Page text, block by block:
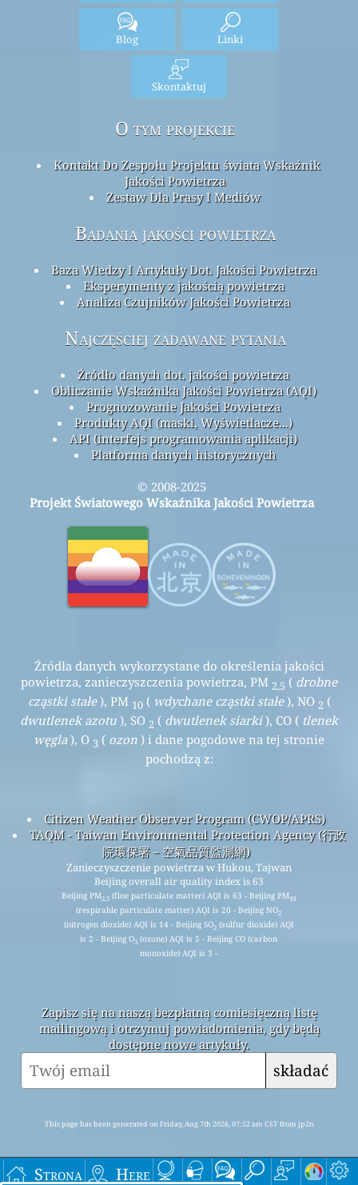
Strona Here
Blog Linki
Skontaktuj
O tym projekcie
Kontakt Do Zespołu Projektu świata Wskaźnik
Jakości Powietrza
Zestaw Dla Prasy I Mediów
Badania jakości powietrza
Baza Wiedzy I Artykuły Dot. Jakości Powietrza
Eksperymenty z jakością powietrza
Analiza Czujników Jakości Powietrza
Najczęściej zadawane pytania
Źródło danych dot. jakości powietrza
Obliczanie Wskaźnika Jakości Powietrza (AQI)
Prognozowanie Jakości Powietrza
Produkty AQI (maski, Wyświetlacze...)
API (interfejs programowania aplikacji)
Platforma danych historycznych
© 2008-2025
Projekt Światowego Wskaźnika Jakości Powietrza
Źródła danych wykorzystane do określenia jakości
powietrza, zanieczyszczenia powietrza, PM 2,5 ( drobne
cząstki stałe), PM 10( wdychane cząstki stałe), NO 2 (
dwutlenek azotu ), SO 2 ( dwutlenek siarki), CO ( tlenek
węgla), O 3 ( ozon ) i dane pogodowe na tej stronie
pochodzą z:
Citizen Weather Observer Program (CWOP/APRS)
TAQM - Taiwan Environmental Protection Agency (行政
院環保署－空氣品質監測網)
Zanieczyszczenie powietrza w Hukou, Tajwan
Beijing overall air quality index is 63
Beijing PM2.5 (fine particulate matter) AQI is 63 - Beijing PM10
(respirable particulate matter) AQI is 20 - Beijing NO2
(nitrogen dioxide) AQI is 14 - Beijing SO2(sulfur dioxide) AQI
is 2 - Beijing O3 (ozone) AQI is 5 - Beijing CO (carbon
monoxide) AQI is 3 -
Zapisz się na naszą bezpłatną comiesięczną listę
mailingową i otrzymuj powiadomienia, gdy będą
dostępne nowe artykuły.
składać
This page has been generated on Friday, Aug 7th 2026, 07:52 am CST from jp2n